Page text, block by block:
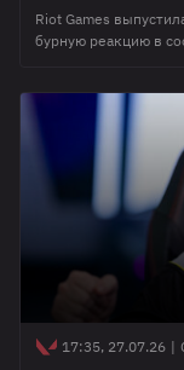
Riot Games
бурную реакцию в
страшным агентом
урона. Разбираем
17:35, 27.07.26 |